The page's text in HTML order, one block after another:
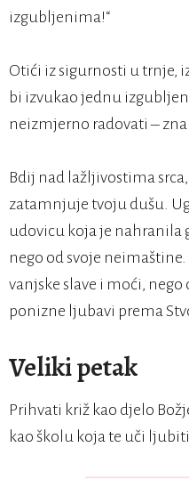
izgubljenima!“
Otići iz sigurnosti u trnje,
bi izvukao jednu
neizmjerno radovati –
Bdij nad lažljivostima
zatamnjuje tvoju dušu.
udovicu koja je nahranila
nego od svoje
vanjske slave i moći,
ponizne ljubavi prema
Veliki petak
Prihvati križ kao djelo
kao školu koja te uči